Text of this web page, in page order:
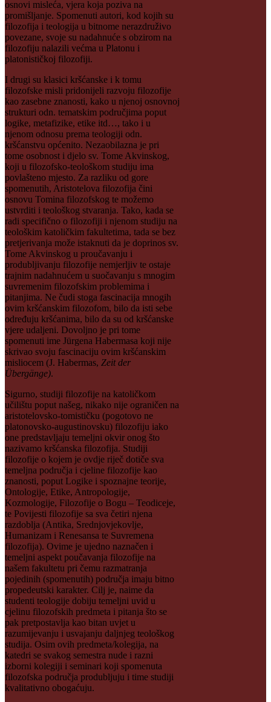
osnovi misleća, vjera koja poziva na
promišljanje. Spomenuti autori, kod kojih su
filozofija i teologija u bitnome nerazdruživo
povezane, svoje su nadahnuće s obzirom na
filozofiju nalazili većma u Platonu i
platonističkoj filozofiji.
I drugi su klasici kršćanske i k tomu
filozofske misli pridonijeli razvoju filozofije
kao zasebne znanosti, kako u njenoj osnovnoj
strukturi odn. tematskim područjima poput
logike, metafizike, etike itd…, tako i u
njenom odnosu prema teologiji odn.
kršćanstvu općenito. Nezaobilazna je pri
tome osobnost i djelo sv. Tome Akvinskog,
koji u filozofsko-teološkom studiju ima
povlašteno mjesto. Za razliku od gore
spomenutih, Aristotelova filozofija čini
osnovu Tomina filozofskog te možemo
ustvrditi i teološkog stvaranja. Tako, kada se
radi specifično o filozofiji i njenom studiju na
teološkim katoličkim fakultetima, tada se bez
pretjerivanja može istaknuti da je doprinos sv.
Tome Akvinskog u proučavanju i
produbljivanju filozofije nemjerljiv te ostaje
trajnim nadahnućem u suočavanju s mnogim
suvremenim filozofskim problemima i
pitanjima. Ne čudi stoga fascinacija mnogih
ovim kršćanskim filozofom, bilo da isti sebe
određuju kršćanima, bilo da su od kršćanske
vjere udaljeni. Dovoljno je pri tome
spomenuti ime Jürgena Habermasa koji nije
skrivao svoju fascinaciju ovim kršćanskim
misliocem (J. Habermas, Zeit der
Übergänge).
Sigurno, studiji filozofije na katoličkom
učilištu poput našeg, nikako nije ograničen na
aristotelovsko-tomističku (pogotovo ne
platonovsko-augustinovsku) filozofiju iako
one predstavljaju temeljni okvir onog što
nazivamo kršćanska filozofija. Studiji
filozofije o kojem je ovdje riječ dotiče sva
temeljna područja i cjeline filozofije kao
znanosti, poput Logike i spoznajne teorije,
Ontologije, Etike, Antropologije,
Kozmologije, Filozofije o Bogu – Teodiceje,
te Povijesti filozofije sa sva četiri njena
razdoblja (Antika, Srednjovjekovlje,
Humanizam i Renesansa te Suvremena
filozofija). Ovime je ujedno naznačen i
temeljni aspekt poučavanja filozofije na
našem fakultetu pri čemu razmatranja
pojedinih (spomenutih) područja imaju bitno
propedeutski karakter. Cilj je, naime da
studenti teologije dobiju temeljni uvid u
cjelinu filozofskih predmeta i pitanja što se
pak pretpostavlja kao bitan uvjet u
razumijevanju i usvajanju daljnjeg teološkog
studija. Osim ovih predmeta/kolegija, na
katedri se svakog semestra nude i razni
izborni kolegiji i seminari koji spomenuta
filozofska područja produbljuju i time studiji
kvalitativno obogaćuju.